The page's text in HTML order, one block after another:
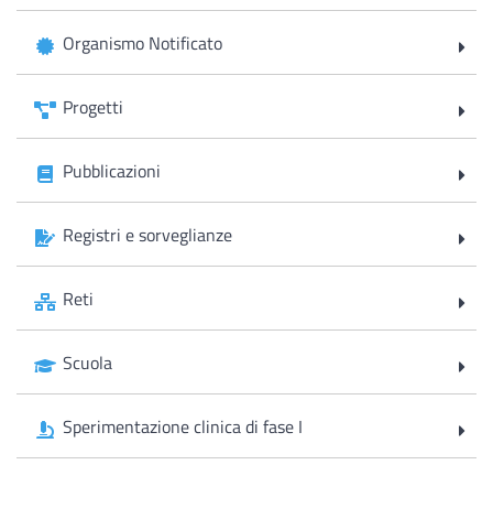
Organismo Notificato
Progetti
Pubblicazioni
Registri e sorveglianze
Reti
Scuola
Sperimentazione clinica di fase I